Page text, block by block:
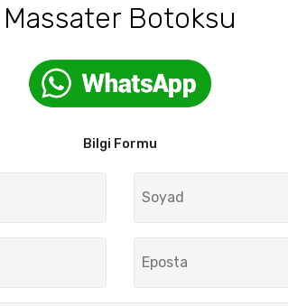
Massater Botoksu
Bilgi Formu